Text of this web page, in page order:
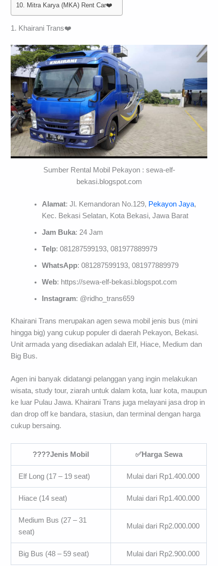
10. Mitra Karya (MKA) Rent Car❤️
1. Khairani Trans❤️
Sumber Rental Mobil Pekayon : sewa-elf-
bekasi.blogspot.com
Alamat: Jl. Kemandoran No.129, Pekayon Jaya,
Kec. Bekasi Selatan, Kota Bekasi, Jawa Barat
Jam Buka: 24 Jam
Telp: 081287599193, 081977889979
WhatsApp: 081287599193, 081977889979
Web: https://sewa-elf-bekasi.blogspot.com
Instagram: @ridho_trans659
Khairani Trans merupakan agen sewa mobil jenis bus (mini
hingga big) yang cukup populer di daerah Pekayon, Bekasi.
Unit armada yang disediakan adalah Elf, Hiace, Medium dan
Big Bus.
Agen ini banyak didatangi pelanggan yang ingin melakukan
wisata, study tour, ziarah untuk dalam kota, luar kota, maupun
ke luar Pulau Jawa. Khairani Trans juga melayani jasa drop in
dan drop off ke bandara, stasiun, dan terminal dengan harga
cukup bersaing.
????Jenis Mobil ✅Harga Sewa
Elf Long (17 – 19 seat) Mulai dari Rp1.400.000
Hiace (14 seat) Mulai dari Rp1.400.000
Medium Bus (27 – 31
seat)
Mulai dari Rp2.000.000
Big Bus (48 – 59 seat) Mulai dari Rp2.900.000